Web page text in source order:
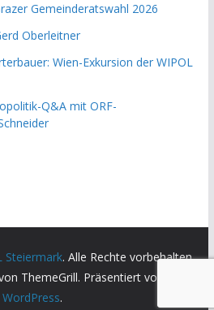
Gemeinderatswahl 2026
Oberleitner
Wien-Exkursion der WIPOL
Q&A mit ORF-
Steiermark. Alle Rechte vorbehalten.
ThemeGrill. Präsentiert von
WordPress.